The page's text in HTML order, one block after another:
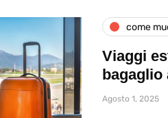
come
Viaggi
Agosto 1, 2025